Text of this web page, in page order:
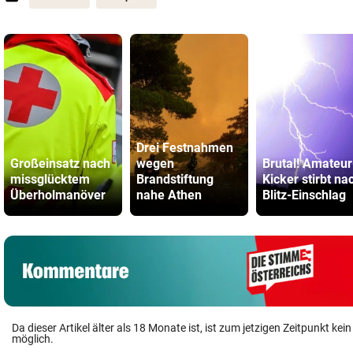
Großeinsatz nach
missglücktem
Überholmanöver
Drei Festnahmen
wegen
Brandstiftung
nahe Athen
Brutal!
Kicker stirbt
Blitz-Einschlag
Da dieser Artikel älter als 18 Monate ist, ist zum jetzigen Zeitpunkt
möglich.